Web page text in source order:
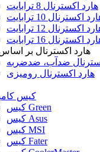
هارد اکسترنال 8 ترابایت
اکسترنال 10 ترابایت
اکسترنال 12 ترابایت
اکسترنال 16 ترابایت
هارد اکسترنال بر
ضدآب، ضدضربه
هارد اکسترنال رومیزی
کیس
کیس Green
کیس Asus
کیس MSI
کیس Fater